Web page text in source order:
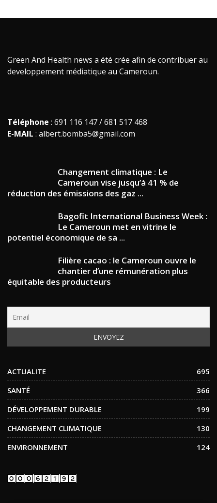
Green And Health news a été crée afin de contribuer au
developpement médiatique au Cameroun.
Téléphone : 691 116 147 / 681 517 468
E-MAIL : albert.bomba5@gmail.com
Changement climatique : Le
Cameroun vise jusqu’à 41 % de
réduction des émissions des gaz ...
Bagofit International Business Week :
Le Cameroun met en vitrine le
potentiel économique de sa ...
Filière cacao : le Cameroun ouvre le
chantier d’une rémunération plus
équitable des producteurs
ACTUALITE
695
SANTÉ
366
DÉVELOPPEMENT DURABLE
199
CHANGEMENT CLIMATIQUE
130
ENVIRONNEMENT
124